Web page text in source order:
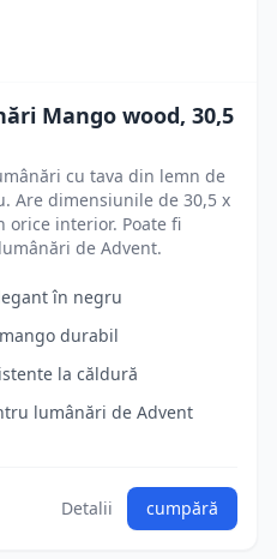
Mango wood, 30,5
cu tava din lemn de
Are dimensiunile de 30,5 x
orice interior. Poate fi
de Advent.
în negru
durabil
la căldură
lumânări de Advent
Detalii cumpără